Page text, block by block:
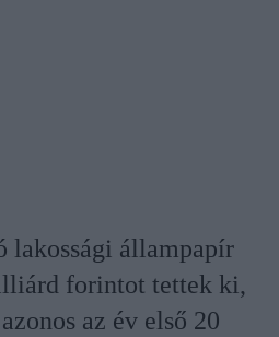
lakossági állampapír
forintot tettek ki,
az év első 20